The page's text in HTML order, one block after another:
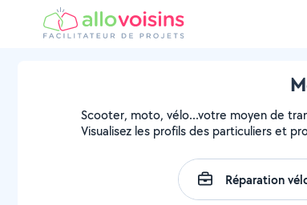
Scooter, moto, vélo...votre moyen de
Visualisez les profils des particuliers et